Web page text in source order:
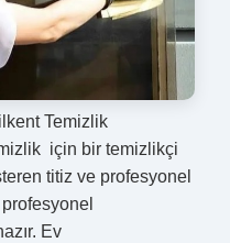
Temizlik
için bir temizlikçi
titiz ve profesyonel
Ev